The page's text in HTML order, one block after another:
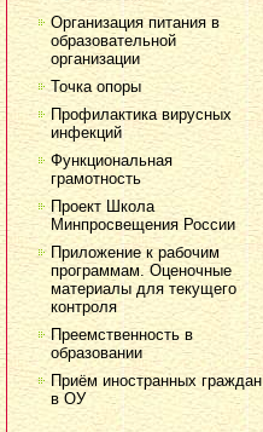
Организация питания в
образовательной
организации
Точка опоры
Профилактика вирусных
инфекций
Функциональная
грамотность
Проект Школа
Минпросвещения России
Приложение к рабочим
программам. Оценочные
материалы для текущего
контроля
Преемственность в
образовании
Приём иностранных граждан
в ОУ